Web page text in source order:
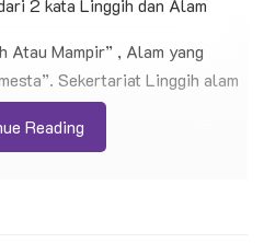
2 kata Linggih dan Alam
Atau Mampir” , Alam yang
Sekertariat Linggih alam
Reading